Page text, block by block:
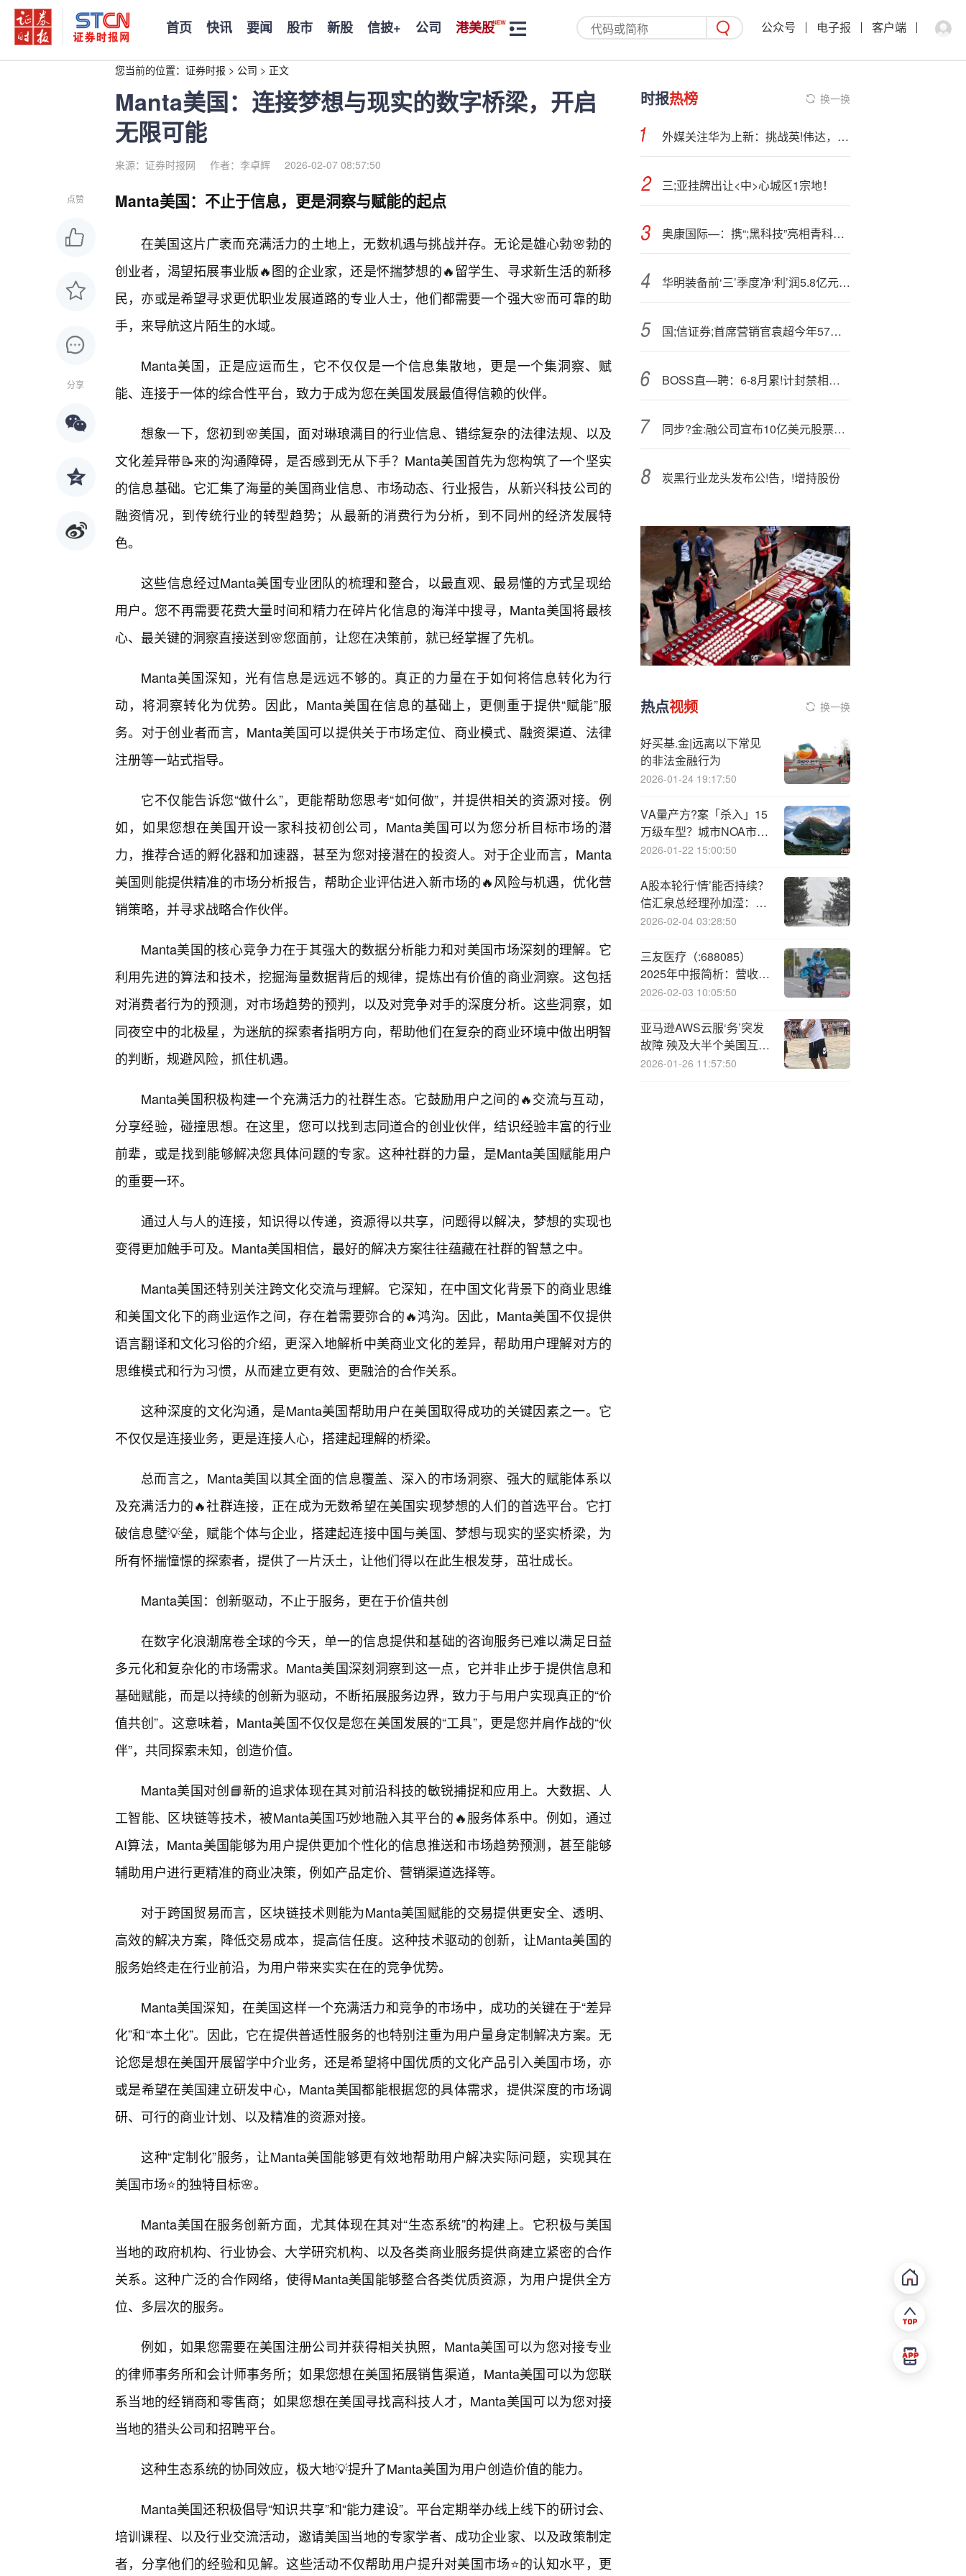
首页 快讯 要闻 股市 新股 信披+ 公司 港美股 公众号 电子报 客户端
您当前的位置： 证券时报 > 公司 > 正文
Manta美国：连接梦想与现实的数字桥梁，开启
无限可能
来源：证券时报网 作者：李卓辉 2026-02-07 08:57:50
点赞
分享
Manta美国：不止于信息，更是洞察与赋能的起点
在美国这片广袤而充满活力的土地上，无数机遇与挑战并存。无论是雄心勃🌸勃的
创业者，渴望拓展事业版🔥图的企业家，还是怀揣梦想的🔥留学生、寻求新生活的新移
民，亦或是希望寻求更优职业发展道路的专业人士，他们都需要一个强大🌸而可靠的助
手，来导航这片陌生的水域。
Manta美国，正是应运而生，它不仅仅是一个信息集散地，更是一个集洞察、赋
能、连接于一体的综合性平台，致力于成为您在美国发展最值得信赖的伙伴。
想象一下，您初到🌸美国，面对琳琅满目的行业信息、错综复杂的法律法规、以及
文化差异带📝来的沟通障碍，是否感到无从下手？Manta美国首先为您构筑了一个坚实
的信息基础。它汇集了海量的美国商业信息、市场动态、行业报告，从新兴科技公司的
融资情况，到传统行业的转型趋势；从最新的消费行为分析，到不同州的经济发展特
色。
这些信息经过Manta美国专业团队的梳理和整合，以最直观、最易懂的方式呈现给
用户。您不再需要花费大量时间和精力在碎片化信息的海洋中搜寻，Manta美国将最核
心、最关键的洞察直接送到🌸您面前，让您在决策前，就已经掌握了先机。
Manta美国深知，光有信息是远远不够的。真正的力量在于如何将信息转化为行
动，将洞察转化为优势。因此，Manta美国在信息的基础上，更侧重于提供“赋能”服
务。对于创业者而言，Manta美国可以提供关于市场定位、商业模式、融资渠道、法律
注册等一站式指导。
它不仅能告诉您“做什么”，更能帮助您思考“如何做”，并提供相关的资源对接。例
如，如果您想在美国开设一家科技初创公司，Manta美国可以为您分析目标市场的潜
力，推荐合适的孵化器和加速器，甚至为您对接潜在的投资人。对于企业而言，Manta
美国则能提供精准的市场分析报告，帮助企业评估进入新市场的🔥风险与机遇，优化营
销策略，并寻求战略合作伙伴。
Manta美国的核心竞争力在于其强大的数据分析能力和对美国市场深刻的理解。它
利用先进的算法和技术，挖掘海量数据背后的规律，提炼出有价值的商业洞察。这包括
对消费者行为的预测，对市场趋势的预判，以及对竞争对手的深度分析。这些洞察，如
同夜空中的北极星，为迷航的探索者指明方向，帮助他们在复杂的商业环境中做出明智
的判断，规避风险，抓住机遇。
Manta美国积极构建一个充满活力的社群生态。它鼓励用户之间的🔥交流与互动，
分享经验，碰撞思想。在这里，您可以找到志同道合的创业伙伴，结识经验丰富的行业
前辈，或是找到能够解决您具体问题的专家。这种社群的力量，是Manta美国赋能用户
的重要一环。
通过人与人的连接，知识得以传递，资源得以共享，问题得以解决，梦想的实现也
变得更加触手可及。Manta美国相信，最好的解决方案往往蕴藏在社群的智慧之中。
Manta美国还特别关注跨文化交流与理解。它深知，在中国文化背景下的商业思维
和美国文化下的商业运作之间，存在着需要弥合的🔥鸿沟。因此，Manta美国不仅提供
语言翻译和文化习俗的介绍，更深入地解析中美商业文化的差异，帮助用户理解对方的
思维模式和行为习惯，从而建立更有效、更融洽的合作关系。
这种深度的文化沟通，是Manta美国帮助用户在美国取得成功的关键因素之一。它
不仅仅是连接业务，更是连接人心，搭建起理解的桥梁。
总而言之，Manta美国以其全面的信息覆盖、深入的市场洞察、强大的赋能体系以
及充满活力的🔥社群连接，正在成为无数希望在美国实现梦想的人们的首选平台。它打
破信息壁💡垒，赋能个体与企业，搭建起连接中国与美国、梦想与现实的坚实桥梁，为
所有怀揣憧憬的探索者，提供了一片沃土，让他们得以在此生根发芽，茁壮成长。
Manta美国：创新驱动，不止于服务，更在于价值共创
在数字化浪潮席卷全球的今天，单一的信息提供和基础的咨询服务已难以满足日益
多元化和复杂化的市场需求。Manta美国深刻洞察到这一点，它并非止步于提供信息和
基础赋能，而是以持续的创新为驱动，不断拓展服务边界，致力于与用户实现真正的“价
值共创”。这意味着，Manta美国不仅仅是您在美国发展的“工具”，更是您并肩作战的“伙
伴”，共同探索未知，创造价值。
Manta美国对创📘新的追求体现在其对前沿科技的敏锐捕捉和应用上。大数据、人
工智能、区块链等技术，被Manta美国巧妙地融入其平台的🔥服务体系中。例如，通过
AI算法，Manta美国能够为用户提供更加个性化的信息推送和市场趋势预测，甚至能够
辅助用户进行更精准的商业决策，例如产品定价、营销渠道选择等。
对于跨国贸易而言，区块链技术则能为Manta美国赋能的交易提供更安全、透明、
高效的解决方案，降低交易成本，提高信任度。这种技术驱动的创新，让Manta美国的
服务始终走在行业前沿，为用户带来实实在在的竞争优势。
Manta美国深知，在美国这样一个充满活力和竞争的市场中，成功的关键在于“差异
化”和“本土化”。因此，它在提供普适性服务的也特别注重为用户量身定制解决方案。无
论您是想在美国开展留学中介业务，还是希望将中国优质的文化产品引入美国市场，亦
或是希望在美国建立研发中心，Manta美国都能根据您的具体需求，提供深度的市场调
研、可行的商业计划、以及精准的资源对接。
这种“定制化”服务，让Manta美国能够更有效地帮助用户解决实际问题，实现其在
美国市场⭐的独特目标🌸。
Manta美国在服务创新方面，尤其体现在其对“生态系统”的构建上。它积极与美国
当地的政府机构、行业协会、大学研究机构、以及各类商业服务提供商建立紧密的合作
关系。这种广泛的合作网络，使得Manta美国能够整合各类优质资源，为用户提供全方
位、多层次的服务。
例如，如果您需要在美国注册公司并获得相关执照，Manta美国可以为您对接专业
的律师事务所和会计师事务所；如果您想在美国拓展销售渠道，Manta美国可以为您联
系当地的经销商和零售商；如果您想在美国寻找高科技人才，Manta美国可以为您对接
当地的猎头公司和招聘平台。
这种生态系统的协同效应，极大地💡提升了Manta美国为用户创造价值的能力。
Manta美国还积极倡导“知识共享”和“能力建设”。平台定期举办线上线下的研讨会、
培训课程、以及行业交流活动，邀请美国当地的专家学者、成功企业家、以及政策制定
者，分享他们的经验和见解。这些活动不仅帮助用户提升对美国市场⭐的认知水平，更
时报热榜 换一换
外媒关注华为上新：挑战英!伟达，中国国产替代再加速
三;亚挂牌出让<中>心城区1宗地！
奥康国际—：携“;黑科技”亮相青科会 塑“鞋履智造”新范式
华明装备前‘三’季度净‘利’润5.8亿元 拟每10股派2元
国;信证券;首席营销官袁超今年57岁 去年因分管业务被要求接受谈话
BOSS直—聘：6-8月累!计封禁相关违规账号近2000个
同步?金:融公司宣布10亿美元股票回购授权
炭黑行业龙头发布公!告，!增持股份
热点视频 换一换
好买基.金|远离以下常见
的非法金融行为
2026-01-24 19:17:50
VA量产方?案「杀入」15
万级车型？城市NOA市场
战况生变
2026-01-22 15:00:50
A股本轮行‘情’能否持续？
信汇泉总经理孙加滢：这
两大核心动力提供长期支
2026-02-04 03:28:50
三友医疗（:688085）
2025年中报简析：营收净
利润同比双双增长，应收
2026-02-03 10:05:50
亚马逊AWS云服‘务’突发
故障 殃及大半个美国互联
网
2026-01-26 11:57:50